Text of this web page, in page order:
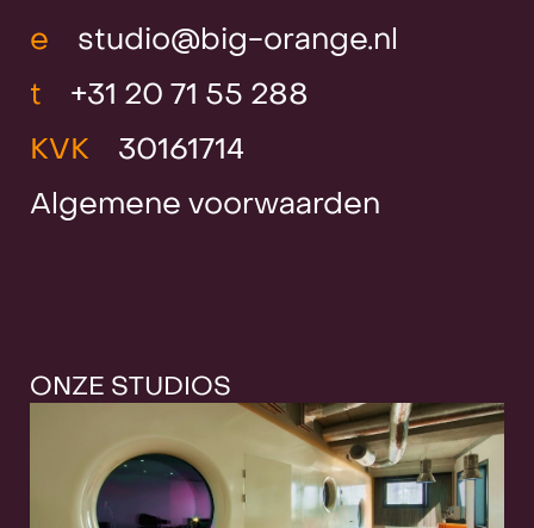
Nieuws
Klanten &
Contact
e
studio@big-orange.nl
t
+31 20 71 55 288
KVK
30161714
Algemene voorwaarden
ONZE STUDIOS